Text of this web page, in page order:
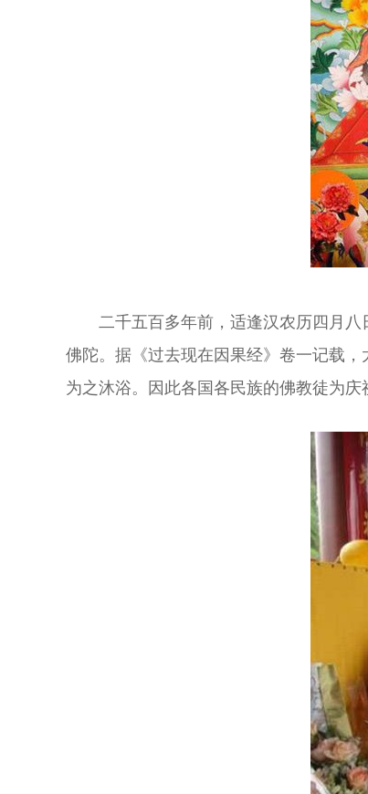
二千五百多年前，适逢汉农历四月八
佛陀。据《过去现在因果经》卷一记载
为之沐浴。因此各国各民族的佛教徒为